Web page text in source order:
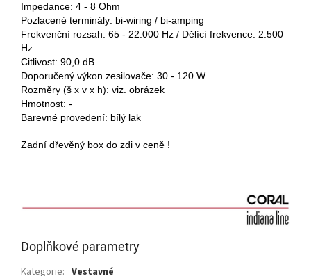
Impedance: 4 - 8 Ohm
Pozlacené terminály: bi-wiring / bi-amping
Frekvenční rozsah: 65 - 22.000 Hz / Dělící frekvence: 2.500
Hz
Citlivost: 90,0 dB
Doporučený výkon zesilovače: 30 - 120 W
Rozměry (š x v x h): viz. obrázek
Hmotnost: -
Barevné provedení: bílý lak
Zadní dřevěný box do zdi v ceně !
Doplňkové parametry
Kategorie: Vestavné